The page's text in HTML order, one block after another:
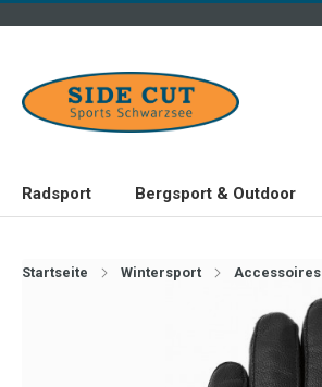
Radsport Bergsport & Outdoor
Startseite Wintersport Accessoires